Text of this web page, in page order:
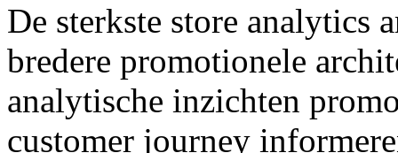
De sterkste store analytics
bredere promotionele
analytische inzichten
customer journey